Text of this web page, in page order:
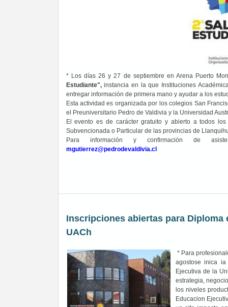
* Los días 26 y 27 de septiembre en Arena Puerto
Estudiante",instancia en la que Instituciones
entregar información de primera mano y ayudar a los
Esta actividad es organizada por los colegios San
el Preuniversitario Pedro de Valdivia y la Universidad
El evento es de carácter gratuito y abierto a todos
Subvencionada o Particular de las provincias de
Para información y confirmación de
mgutierrez@pedrodevaldivia.cl
Inscripciones abiertas para
UACh
* Para
agostose inica
Ejecutiva de la
estrategia,
los niveles
Educacion